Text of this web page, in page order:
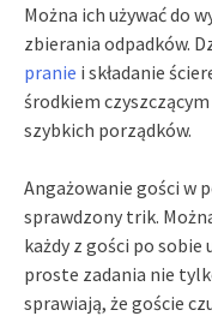
Można ich używać do
zbierania odpadków.
pranie i składanie
środkiem
szybkich porządków.
Angażowanie gości w
sprawdzony trik.
każdy z gości po
proste zadania nie
sprawiają, że goście